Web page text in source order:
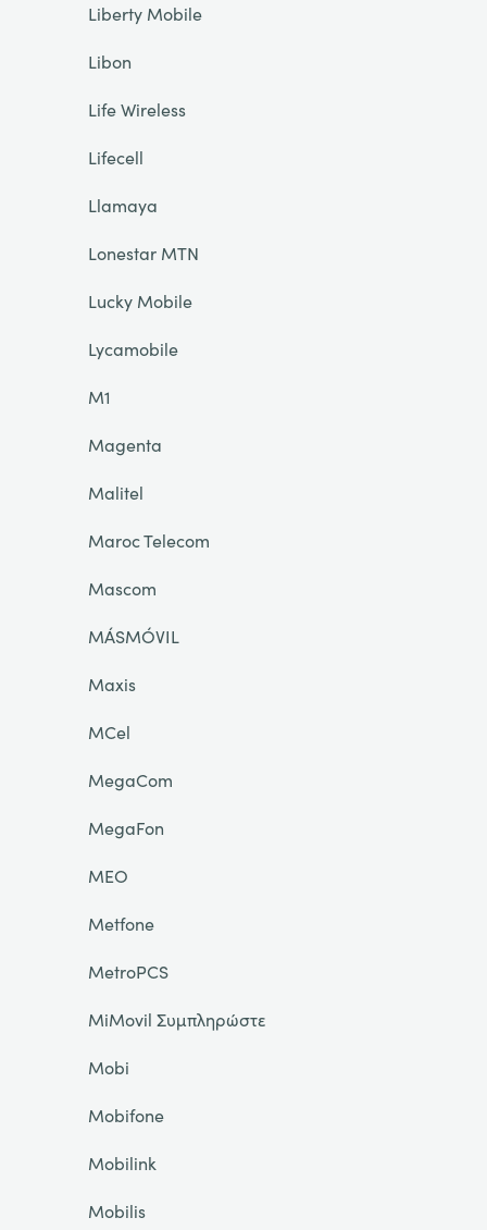
Liberty Mobile
Libon
Life Wireless
Lifecell
Llamaya
Lonestar MTN
Lucky Mobile
Lycamobile
M1
Magenta
Malitel
Maroc Telecom
Mascom
MÁSMÓVIL
Maxis
MCel
MegaCom
MegaFon
MEO
Metfone
MetroPCS
MiMovil Συμπληρώστε
Mobi
Mobifone
Mobilink
Mobilis